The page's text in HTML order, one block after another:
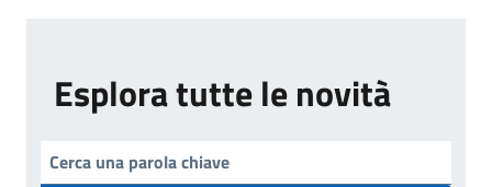
Esplora tutte le novità